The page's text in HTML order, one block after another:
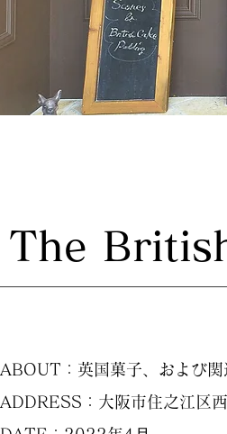
​The
ABOUT：英国菓子、および関
ADDRESS：大阪市住之江区